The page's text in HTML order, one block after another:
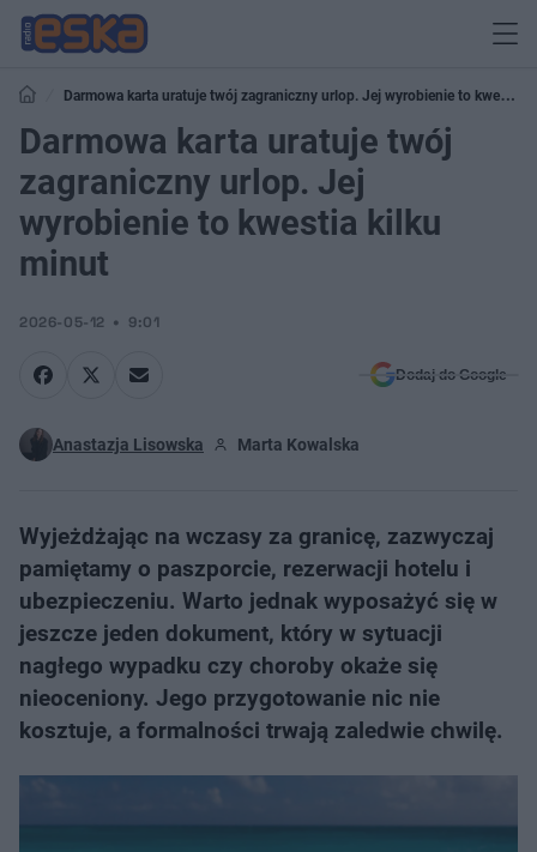
Darmowa karta uratuje twój zagraniczny urlop. Jej wyrobienie to kwestia
kilku minut
Darmowa karta uratuje twój
zagraniczny urlop. Jej
wyrobienie to kwestia kilku
minut
2026-05-12 9:01
Dodaj do Google
Anastazja Lisowska Marta Kowalska
Wyjeżdżając na wczasy za granicę, zazwyczaj
pamiętamy o paszporcie, rezerwacji hotelu i
ubezpieczeniu. Warto jednak wyposażyć się w
jeszcze jeden dokument, który w sytuacji
nagłego wypadku czy choroby okaże się
nieoceniony. Jego przygotowanie nic nie
kosztuje, a formalności trwają zaledwie chwilę.